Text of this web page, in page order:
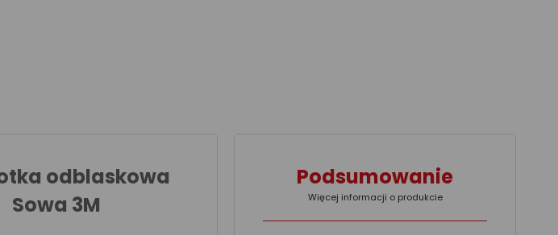
odblaskowa
Sowa 3M
Podsumowanie
Więcej informacji o produkcie